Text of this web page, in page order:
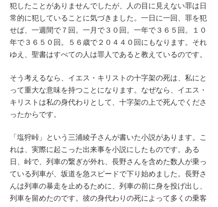
犯したことがありませんでしたが、人の目に見えない罪は日
常的に犯していることに気づきました。一日に一回、罪を犯
せば、一週間で７回。一月で３０回。一年で３６５回。１０
年で３６５０回。５６歳で２０４４０回にもなります。それ
ゆえ、聖書はすべての人は罪人であると教えているのです。
そう考えるなら、イエス・キリストの十字架の死は、私にと
って重大な意味を持つことになります。なぜなら、イエス・
キリストは私の身代わりとして、十字架の上で死んでくださ
ったからです。
「塩狩峠」という三浦綾子さんが書いた小説があります。こ
れは、実際に起こった出来事を小説にしたものです。ある
日、峠で、列車の繋ぎが外れ、長野さんを含めた数人が乗っ
ている列車が、坂道を急スピードで下り始めました。長野さ
んは列車の暴走を止めるために、列車の前に身を投げ出し、
列車を留めたのです。彼の身代わりの死によって多くの乗客